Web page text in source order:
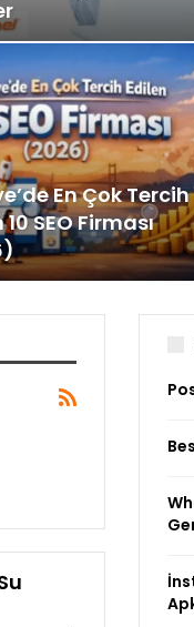
En Çok Tercih
SEO Firması